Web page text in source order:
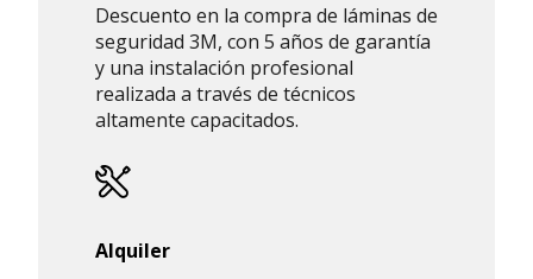
Descuento en la compra de láminas de
seguridad 3M, con 5 años de garantía
y una instalación profesional
realizada a través de técnicos
altamente capacitados.
Alquiler